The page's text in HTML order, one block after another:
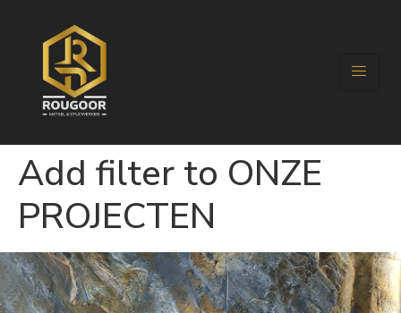
Add filter to ONZE
PROJECTEN